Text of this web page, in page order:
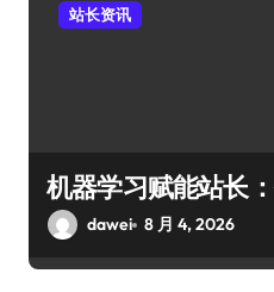
站长资讯
机器学习赋能站长
dawei 8 月 4, 2026